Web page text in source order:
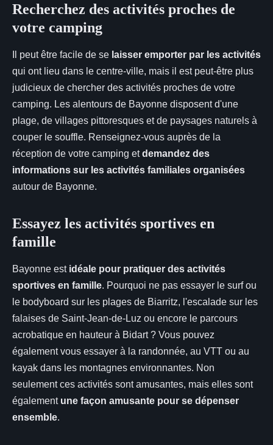
Recherchez des activités proches de
votre camping
Il peut être facile de se laisser emporter par les activités
qui ont lieu dans le centre-ville, mais il est peut-être plus
judicieux de chercher des activités proches de votre
camping. Les alentours de Bayonne disposent d'une
plage, de villages pittoresques et de paysages naturels à
couper le souffle. Renseignez-vous auprès de la
réception de votre camping etdemandez des
informations sur les activités familiales organisées
autour de Bayonne.
Essayez les activités sportives en
famille
Bayonne est idéale pour pratiquer des activités
sportives en famille. Pourquoi ne pas essayer le surf ou
le bodyboard sur les plages de Biarritz, l'escalade sur les
falaises de Saint-Jean-de-Luz ou encore le parcours
acrobatique en hauteur à Bidart ? Vous pouvez
également vous essayer à la randonnée, au VTT ou au
kayak dans les montagnes environnantes. Non
seulement ces activités sont amusantes, mais elles sont
également une façon amusante pour se dépenser
ensemble.